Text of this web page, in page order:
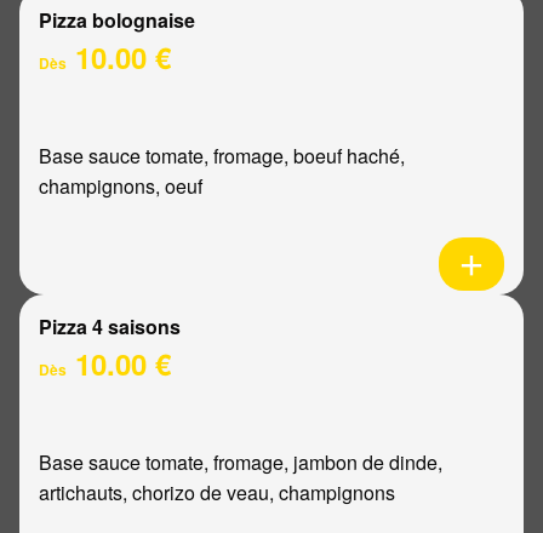
Pizza bolognaise
Dès 10.00 €
Base sauce tomate, fromage, boeuf haché,
champignons, oeuf
Pizza 4 saisons
Dès 10.00 €
Base sauce tomate, fromage, jambon de dinde,
artichauts, chorizo de veau, champignons